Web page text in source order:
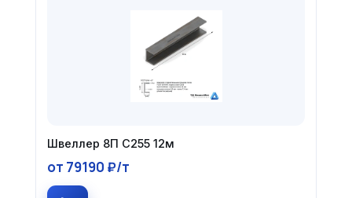
Швеллер 8П С255 12м
от 79190 ₽/т